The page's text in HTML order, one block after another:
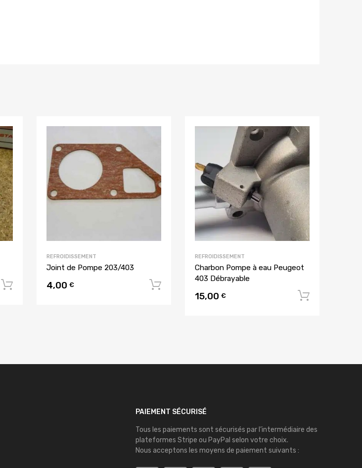
Ajouter au panier
REFROIDISSEMENT
Joint de Pompe 203/403
4,00 € Ajouter au panier
REFROIDISSEMENT
Charbon Pompe à eau Peugeot
403 Débrayable
15,00 €
PAIEMENT SÉCURISÉ
Tous les paiements sont sécurisés par l’intermédiaire des
plateformes Stripe ou PayPal selon votre choix.
Nous acceptons les moyens de paiement suivants :